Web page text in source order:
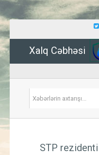
Xalq Cəbhəsi
STP